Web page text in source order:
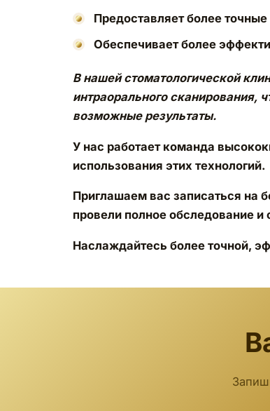
Предоставляет более
Обеспечивает более
В нашей стоматологической
интраорального
возможные результаты.
У нас работает команда
использования этих технологий.
Приглашаем вас записаться на
провели полное обследование
Наслаждайтесь более точной,